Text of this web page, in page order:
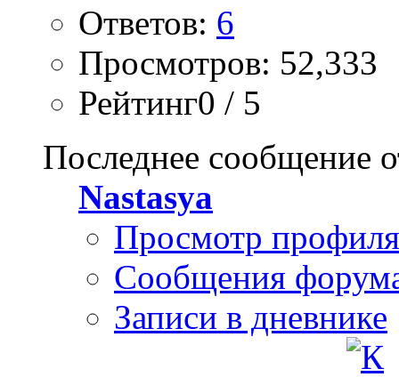
Ответов: 6
Просмотров: 52,333
Рейтинг0 / 5
Последнее сообщение
Nastasya
Просмотр профиля
Сообщения
Записи в дневнике